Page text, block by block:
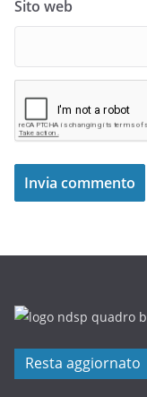
Sito web
Resta aggiornato